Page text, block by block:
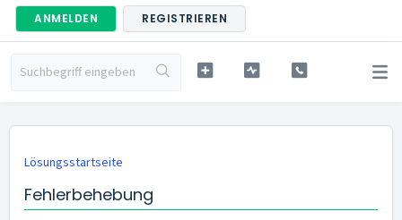
ANMELDEN REGISTRIEREN
Lösungsstartseite
Fehlerbehebung